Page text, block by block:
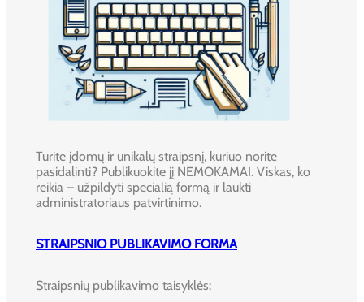
Turite įdomų ir unikalų straipsnį, kuriuo norite
pasidalinti? Publikuokite jį NEMOKAMAI. Viskas, ko
reikia – užpildyti specialią formą ir laukti
administratoriaus patvirtinimo.
STRAIPSNIO PUBLIKAVIMO FORMA
Straipsnių publikavimo taisyklės: